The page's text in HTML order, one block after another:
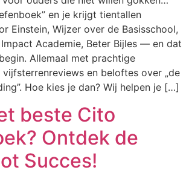
en je krijgt tientallen
Einstein, Wijzer over de Basisschool,
Academie, Beter Bijles — en dat
Allemaal met prachtige
vijfsterrenreviews en beloftes over „de
Hoe kies je dan? Wij helpen je […]
beste Cito
Ontdek de
Succes!